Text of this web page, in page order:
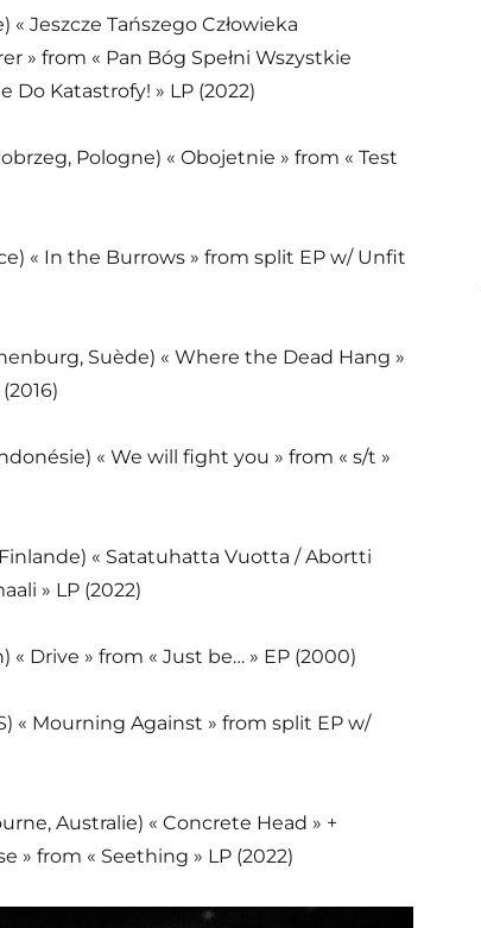
« Jeszcze Tańszego Człowieka
» from « Pan Bóg Spełni Wszystkie
Do Katastrofy! » LP (2022)
Pologne) « Obojetnie » from « Test
« In the Burrows » from split EP w/ Unfit
Suède) « Where the Dead Hang »
« We will fight you » from « s/t »
« Satatuhatta Vuotta / Abortti
» LP (2022)
« Drive » from « Just be… » EP (2000)
« Mourning Against » from split EP w/
Australie) « Concrete Head » +
» from « Seething » LP (2022)